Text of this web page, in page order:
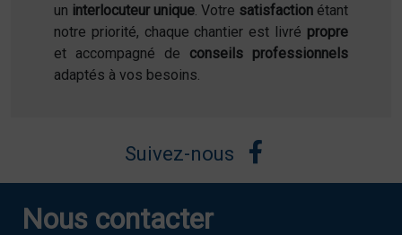
un interlocuteur unique. Votre satisfaction étant
notre priorité, chaque chantier est livré propre
et accompagné de conseils professionnels
adaptés à vos besoins.
Suivez-nous
Nous contacter